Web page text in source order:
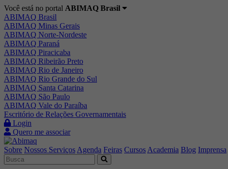
Você está no portal ABIMAQ Brasil
ABIMAQ Brasil
ABIMAQ Minas Gerais
ABIMAQ Norte-Nordeste
ABIMAQ Paraná
ABIMAQ Piracicaba
ABIMAQ Ribeirão Preto
ABIMAQ Rio de Janeiro
ABIMAQ Rio Grande do Sul
ABIMAQ Santa Catarina
ABIMAQ São Paulo
ABIMAQ Vale do Paraíba
Escritório de Relações Governamentais
Login
Quero me associar
Sobre Nossos Serviços Agenda Feiras Cursos Academia Blog Imprensa